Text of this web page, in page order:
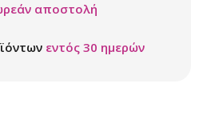
αποστολή
εντός 30 ημερών